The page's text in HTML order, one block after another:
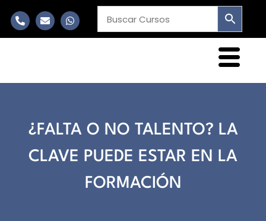
¿FALTA O NO TALENTO? LA
CLAVE PUEDE ESTAR EN LA
FORMACIÓN